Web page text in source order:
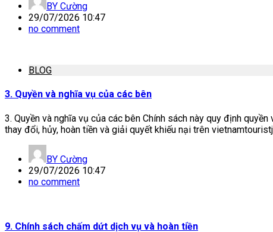
BY Cường
29/07/2026 10:47
no comment
BLOG
3. Quyền và nghĩa vụ của các bên
3. Quyền và nghĩa vụ của các bên Chính sách này quy định
thay đổi, hủy, hoàn tiền và giải quyết khiếu nại trên
BY Cường
29/07/2026 10:47
no comment
9. Chính sách chấm dứt dịch vụ và hoàn tiền